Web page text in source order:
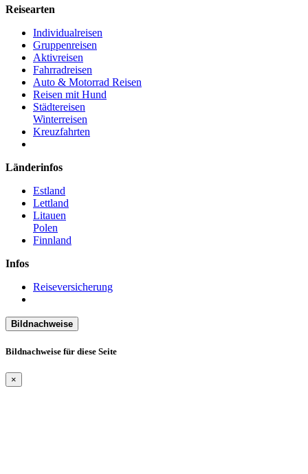
Reisearten
Individualreisen
Gruppenreisen
Aktivreisen
Fahrradreisen
Auto & Motorrad Reisen
Reisen mit Hund
Städtereisen
Winterreisen
Kreuzfahrten
Länderinfos
Estland
Lettland
Litauen
Polen
Finnland
Infos
Reiseversicherung
Bildnachweise
Bildnachweise für diese Seite
×